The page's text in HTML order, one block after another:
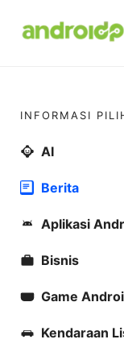
INFORMASI
AI
Berita
Aplikasi
Bisnis
Game
Kendaraan